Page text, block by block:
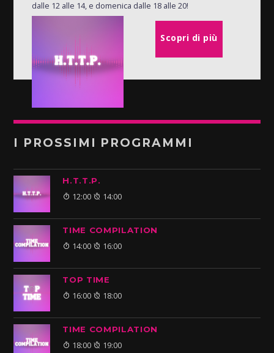
dalle 12 alle 14, e domenica dalle 18 alle 20!
Scopri di più
I PROSSIMI PROGRAMMI
H.T.T.P.
12:00 14:00
TIME COMPILATION
14:00 16:00
TOP TIME
16:00 18:00
TIME COMPILATION
18:00 19:00